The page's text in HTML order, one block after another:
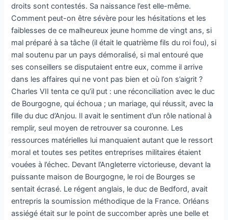
droits sont contestés. Sa naissance l’est elle-même.
Comment peut-on être sévère pour les hésitations et les
faiblesses de ce malheureux jeune homme de vingt ans, si
mal préparé à sa tâche (il était le quatrième fils du roi fou), si
mal soutenu par un pays démoralisé, si mal entouré que
ses conseillers se disputaient entre eux, comme il arrive
dans les affaires qui ne vont pas bien et où l’on s’aigrit ?
Charles VII tenta ce qu’il put : une réconciliation avec le duc
de Bourgogne, qui échoua ; un mariage, qui réussit, avec la
fille du duc d’Anjou. Il avait le sentiment d’un rôle national à
remplir, seul moyen de retrouver sa couronne. Les
ressources matérielles lui manquaient autant que le ressort
moral et toutes ses petites entreprises militaires étaient
vouées à l’échec. Devant l’Angleterre victorieuse, devant la
puissante maison de Bourgogne, le roi de Bourges se
sentait écrasé. Le régent anglais, le duc de Bedford, avait
entrepris la soumission méthodique de la France. Orléans
assiégé était sur le point de succomber après une belle et